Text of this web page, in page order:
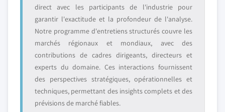
direct avec les participants de l'industrie pour
garantir l'exactitude et la profondeur de l'analyse.
Notre programme d'entretiens structurés couvre les
marchés régionaux et mondiaux, avec des
contributions de cadres dirigeants, directeurs et
experts du domaine. Ces interactions fournissent
des perspectives stratégiques, opérationnelles et
techniques, permettant des insights complets et des
prévisions de marché fiables.